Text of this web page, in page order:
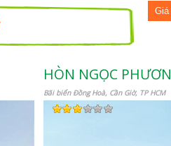
HÒN NGỌC
Bãi biển Đồng Hoà, Cần Giờ, TP HCM